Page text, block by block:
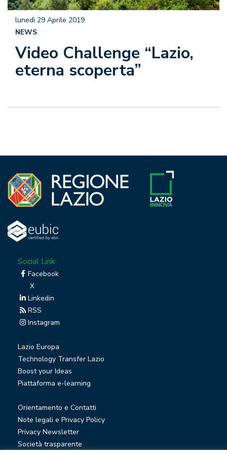
Video Challenge “Lazio,
eterna scoperta”
lunedì 29 Aprile 2019
NEWS
Social Link
Facebook
X
Linkedin
RSS
Instagram
Lazio Europa
Technology Transfer Lazio
Boost your Ideas
Piattaforma e-learning
Orientamento e Contatti
Note legali e Privacy Policy
Privacy Newsletter
Società trasparente